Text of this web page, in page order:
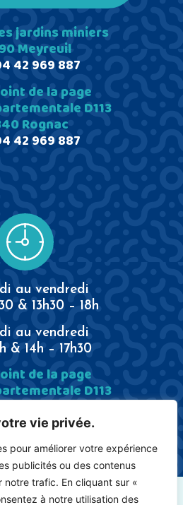
vie privée.
pour améliorer votre expérience
publicités ou des contenus
notre trafic. En cliquant sur «
à notre utilisation des
au vendredi
& 13h30 – 18h
au vendredi
& 14h – 17h30
de la page
D113
42 969 887
jardins miniers
Meyreuil
42 969 887
de la page
D113
Rognac
42 969 887
RGPD